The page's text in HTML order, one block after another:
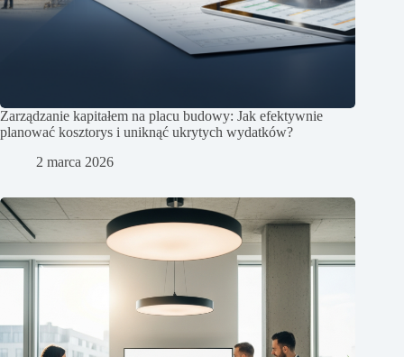
Zarządzanie kapitałem na placu budowy: Jak efektywnie
planować kosztorys i uniknąć ukrytych wydatków?
2 marca 2026